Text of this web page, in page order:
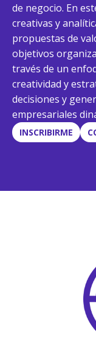
de negocio. En
creativas y
propuestas de
objetivos
través de un
creatividad y
decisiones y
empresariales
INSCRIBIRME